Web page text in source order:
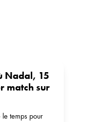
Nadal, 15
match sur
temps pour